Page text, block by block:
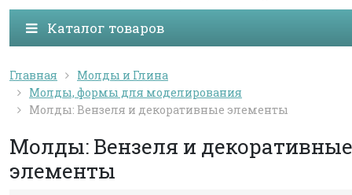
Каталог товаров
Главная
Молды и Глина
Молды, формы для моделирования
Молды: Вензеля и декоративные элементы
Молды: Вензеля и декоративные
элементы